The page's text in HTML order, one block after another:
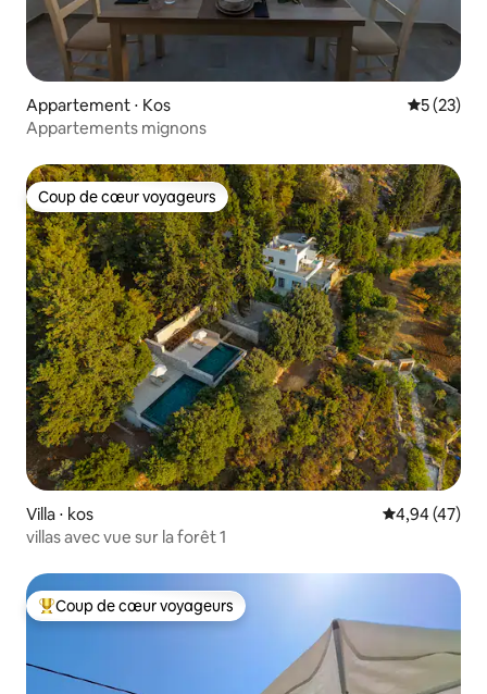
Appartement ⋅ Kos
5 (23)
Appartements mignons
Coup de cœur voyageurs
Coup de cœur voyageurs
Villa ⋅ kos Évaluation
4,94 (47)
villas avec vue sur la forêt 1
Coups de cœur voyageurs les plus appréciés
Coup de cœur voyageurs